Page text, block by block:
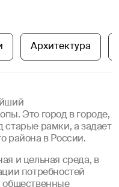
Архитектура
Это город в городе,
старые рамки, а задает
района в России.
и цельная среда, в
потребностей
общественные